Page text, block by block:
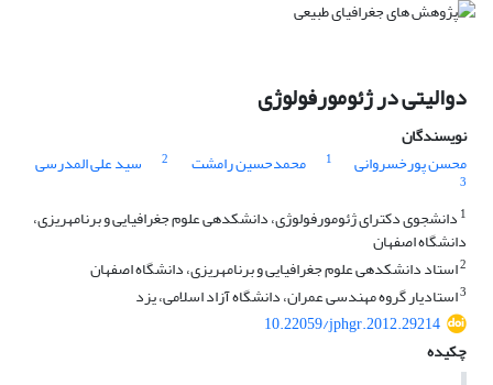
دوالیتی در ژئومورفولوژی
نویسندگان
محسن پورخسروانی
1 محمدحسین رامشت 2 سید علی المدرسی
3
1
دانشجوی دکترای ژئومورفولوژی، دانشکده‎ی علوم جغرافیایی و برنامه‎ریزی،
دانشگاه اصفهان
2استاد دانشکده‎ی علوم جغرافیایی و برنامه‎ریزی، دانشگاه اصفهان
3استادیار گروه مهندسی عمران، دانشگاه آزاد اسلامی، یزد
10.22059/jphgr.2012.29214
چکیده